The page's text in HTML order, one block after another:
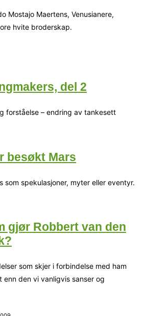
Mostajo Maertens, Venusianere,
hvite broderskap.
del 2
forståelse – endring av tankesett
besøkt Mars
som spekulasjoner, myter eller eventyr.
gjør Robbert van den
som skjer i forbindelse med ham
enn den vi vanligvis sanser og